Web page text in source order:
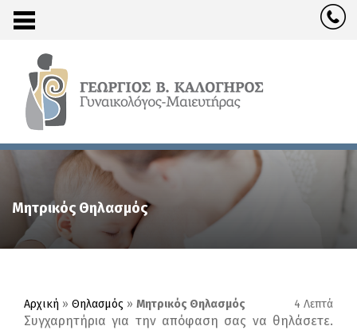
Μητρικός Θηλασμός
Αρχική » Θηλασμός » Μητρικός Θηλασμός 4 Λεπτά
Συγχαρητήρια για την απόφαση σας να θηλάσετε.